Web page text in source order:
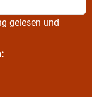
gelesen und